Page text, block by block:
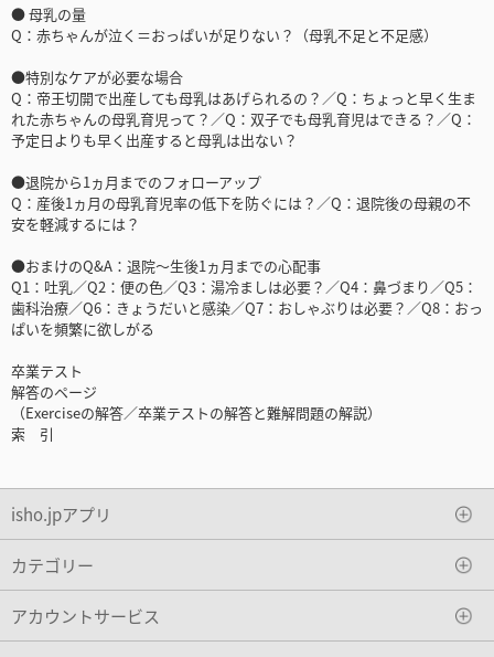
● 母乳の量
Q：赤ちゃんが泣く＝おっぱいが足りない？（母乳不足と不足感）
●特別なケアが必要な場合
Q：帝王切開で出産しても母乳はあげられるの？／Q：ちょっと早く生ま
れた赤ちゃんの母乳育児って？／Q：双子でも母乳育児はできる？／Q：
予定日よりも早く出産すると母乳は出ない？
●退院から1ヵ月までのフォローアップ
Q：産後1ヵ月の母乳育児率の低下を防ぐには？／Q：退院後の母親の不
安を軽減するには？
●おまけのQ&A：退院～生後1ヵ月までの心配事
Q1：吐乳／Q2：便の色／Q3：湯冷ましは必要？／Q4：鼻づまり／Q5：
歯科治療／Q6：きょうだいと感染／Q7：おしゃぶりは必要？／Q8：おっ
ぱいを頻繁に欲しがる
卒業テスト
解答のページ
（Exerciseの解答／卒業テストの解答と難解問題の解説）
索 引
isho.jpアプリ
カテゴリー
アカウントサービス